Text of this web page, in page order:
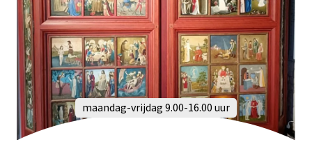
maandag-vrijdag 9.00-16.00 uur